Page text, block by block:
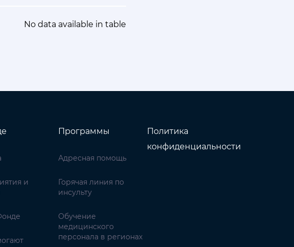
No data available in table
и
Программы
Адресная помощь
Горячая линия по
инсульту
Обучение
медицинского
персонала в регионах
Политика
конфиденциальности